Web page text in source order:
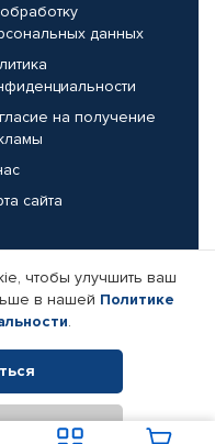
данных
на получение
сайта
компании
права защищены.
чтобы улучшить ваш
в нашей Политике
.